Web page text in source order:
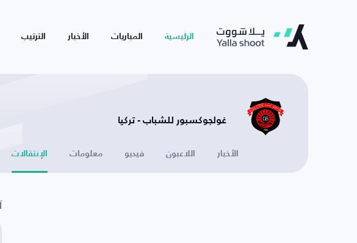
الرئيسية المباريات الأخبار الترتيب
غولجوكسبور للشباب - تركيا
الأخبار اللاعبون فيديو معلومات الإنتقالات